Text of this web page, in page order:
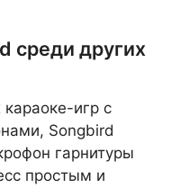
среди других
игр с
Songbird
гарнитуры
простым и